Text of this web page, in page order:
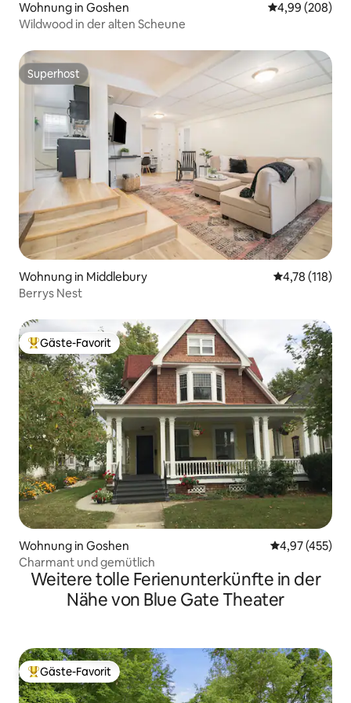
Wohnung in Goshen
4,99 (208)
Wildwood in der alten Scheune
Superhost
Superhost
Wohnung in Middlebury
4,78 (118)
Berrys Nest
Beliebter Gäste-Favorit.
Gäste-Favorit
Wohnung in Goshen
4,97 (455)
Charmant und gemütlich
Weitere tolle Ferienunterkünfte in der
Nähe von Blue Gate Theater
Beliebter Gäste-Favorit.
Gäste-Favorit